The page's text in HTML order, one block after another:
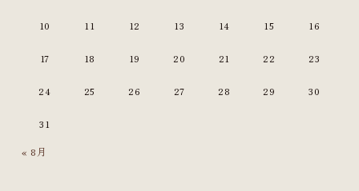
10 11 12 13 14 15 16
17 18 19 20 21 22 23
24 25 26 27 28 29 30
31
« 8月